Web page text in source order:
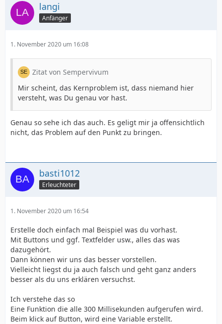
langi
Anfänger
1. November 2020 um 16:08
Zitat von Sempervivum
Mir scheint, das Kernproblem ist, dass niemand hier
versteht, was Du genau vor hast.
Genau so sehe ich das auch. Es geligt mir ja offensichtlich
nicht, das Problem auf den Punkt zu bringen.
basti1012
Erleuchteter
1. November 2020 um 16:54
Erstelle doch einfach mal Beispiel was du vorhast.
Mit Buttons und ggf. Textfelder usw., alles das was
dazugehört.
Dann können wir uns das besser vorstellen.
Vielleicht liegst du ja auch falsch und geht ganz anders
besser als du uns erklären versuchst.
Ich verstehe das so
Eine Funktion die alle 300 Millisekunden aufgerufen wird.
Beim klick auf Button, wird eine Variable erstellt.